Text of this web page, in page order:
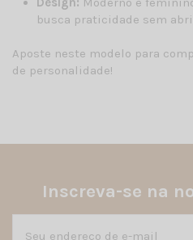
busca praticidade sem
Aposte neste modelo para
de personalidade!
Inscreva-se na